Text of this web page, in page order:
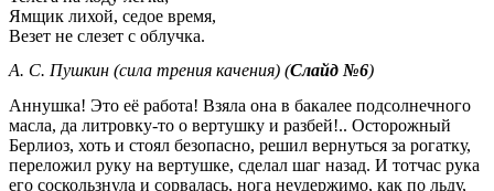
Ямщик лихой, седое время,
Везет не слезет с облучка.
А. С. Пушкин (сила трения качения) (Слайд №6)
Аннушка! Это её работа! Взяла она в бакалее подсолнечного
масла, да литровку-то о вертушку и разбей!.. Осторожный
Берлиоз, хоть и стоял безопасно, решил вернуться за рогатку,
переложил руку на вертушке, сделал шаг назад. И тотчас рука
его соскользнула и сорвалась, нога неудержимо, как по льду,